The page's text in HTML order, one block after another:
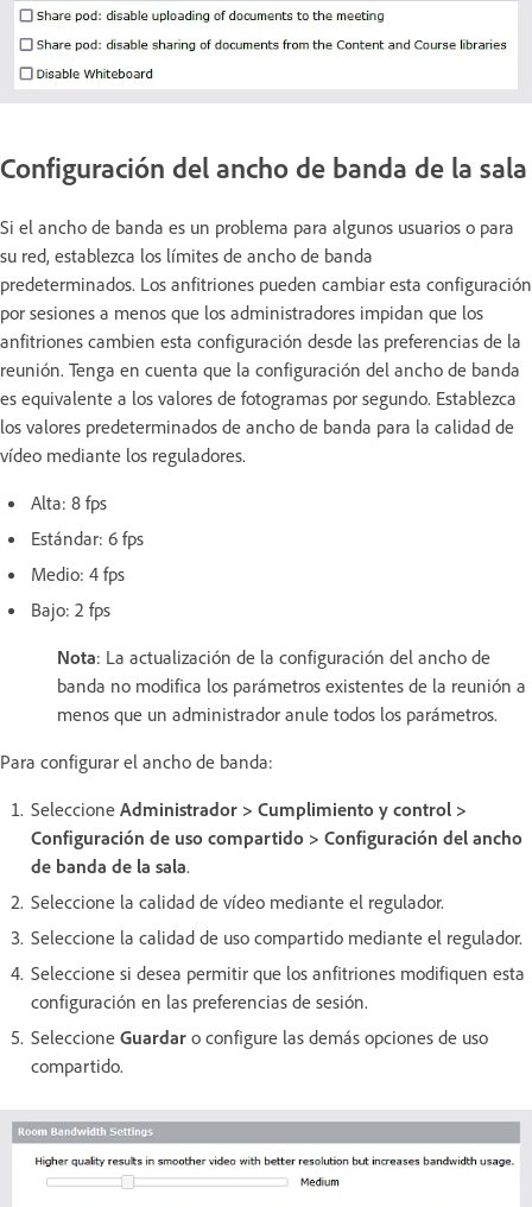
Configuración del ancho de banda de la sala
Si el ancho de banda es un problema para algunos usuarios o para
su red, establezca los límites de ancho de banda
predeterminados. Los anfitriones pueden cambiar esta configuración
por sesiones a menos que los administradores impidan que los
anfitriones cambien esta configuración desde las preferencias de la
reunión. Tenga en cuenta que la configuración del ancho de banda
es equivalente a los valores de fotogramas por segundo. Establezca
los valores predeterminados de ancho de banda para la calidad de
vídeo mediante los reguladores.
Alta: 8 fps
Estándar: 6 fps
Medio: 4 fps
Bajo: 2 fps
Nota: La actualización de la configuración del ancho de
banda no modifica los parámetros existentes de la reunión a
menos que un administrador anule todos los parámetros.
Para configurar el ancho de banda:
Seleccione Administrador > Cumplimiento y control >
Configuración de uso compartido > Configuración del ancho
de banda de la sala.
Seleccione la calidad de vídeo mediante el regulador.
Seleccione la calidad de uso compartido mediante el regulador.
Seleccione si desea permitir que los anfitriones modifiquen esta
configuración en las preferencias de sesión.
Seleccione Guardar o configure las demás opciones de uso
compartido.